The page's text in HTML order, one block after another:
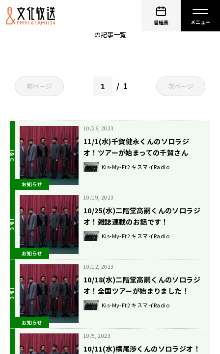
番組表
の記事一覧
前ページ 1 次ページ
お知らせ
10/26, 2023
11/1(水)千賀健永くんのソロラジ
オ！ツアーが始まっての千賀さん
は？ Kis-My-Ft2 キスマイRadio
お知らせ
10/19, 2023
10/25(水)二階堂高嗣くんのソロラジ
オ！雑誌連載のお話です！
Kis-My-Ft2 キスマイRadio
お知らせ
10/12, 2023
10/18(水)二階堂高嗣くんのソロラジ
オ！全国ツアーが始まりました！
Kis-My-Ft2 キスマイRadio
10/5, 2023
10/11(水)横尾渉くんのソロラジオ！